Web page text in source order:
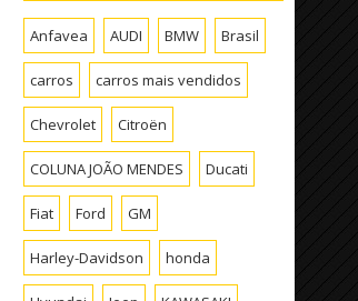
Anfavea AUDI BMW Brasil
carros carros mais vendidos
Chevrolet Citroën
COLUNA JOÃO MENDES Ducati
Fiat Ford GM
Harley-Davidson honda